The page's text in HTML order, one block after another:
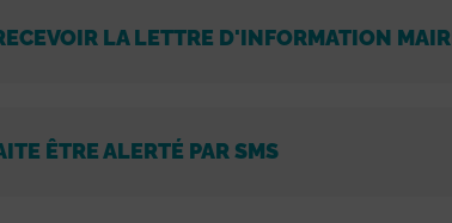
LA LETTRE D'INFORMATION
ÊTRE ALERTÉ PAR SMS